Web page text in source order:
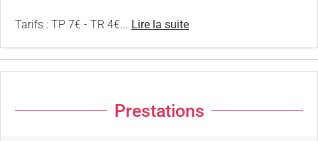
Tarifs : TP 7€ - TR 4€... Lire la suite
Prestations